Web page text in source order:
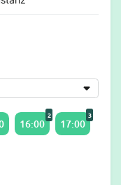
16:00
2
17:00
3